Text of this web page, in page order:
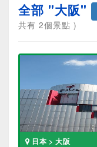
全部 "大阪"
共有 2個景點 )
日本 > 大阪